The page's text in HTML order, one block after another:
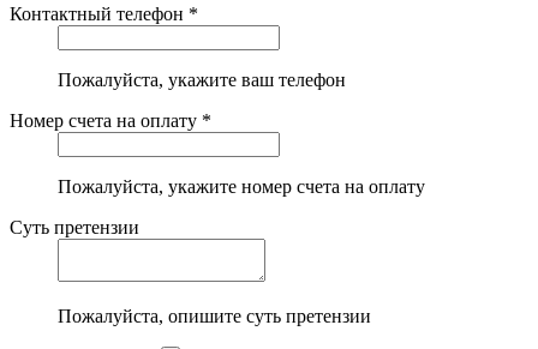
Контактный телефон *
Пожалуйста, укажите ваш телефон
Номер счета на оплату *
Пожалуйста, укажите номер счета на оплату
Суть претензии
Пожалуйста, опишите суть претензии